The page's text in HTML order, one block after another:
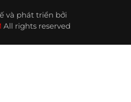
và phát triển bởi
All rights reserved